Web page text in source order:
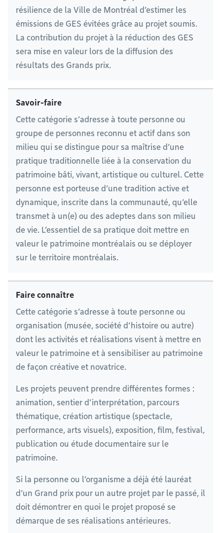
résilience de la Ville de Montréal d’estimer les
émissions de GES évitées grâce au projet soumis.
La contribution du projet à la réduction des GES
sera mise en valeur lors de la diffusion des
résultats des Grands prix.
Savoir-faire
Cette catégorie s’adresse à toute personne ou
groupe de personnes reconnu et actif dans son
milieu qui se distingue pour sa maîtrise d’une
pratique traditionnelle liée à la conservation du
patrimoine bâti, vivant, artistique ou culturel. Cette
personne est porteuse d’une tradition active et
dynamique, inscrite dans la communauté, qu’elle
transmet à un(e) ou des adeptes dans son milieu
de vie. L’essentiel de sa pratique doit mettre en
valeur le patrimoine montréalais ou se déployer
sur le territoire montréalais.
Faire connaître
Cette catégorie s’adresse à toute personne ou
organisation (musée, société d’histoire ou autre)
dont les activités et réalisations visent à mettre en
valeur le patrimoine et à sensibiliser au patrimoine
de façon créative et novatrice.
Les projets peuvent prendre différentes formes :
animation, sentier d’interprétation, parcours
thématique, création artistique (spectacle,
performance, arts visuels), exposition, film, festival,
publication ou étude documentaire sur le
patrimoine.
Si la personne ou l’organisme a déjà été lauréat
d’un Grand prix pour un autre projet par le passé, il
doit démontrer en quoi le projet proposé se
démarque de ses réalisations antérieures.